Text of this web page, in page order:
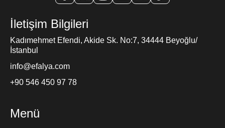
İletişim Bilgileri
Kadımehmet Efendi, Akide Sk. No:7, 34444 Beyoğlu/
İstanbul
info@efalya.com
+90 546 450 97 78
Menü